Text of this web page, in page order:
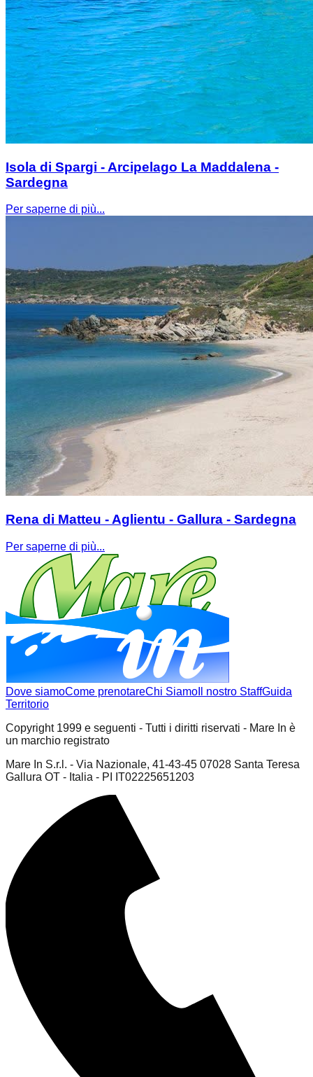
Isola di Spargi - Arcipelago La Maddalena -
Sardegna
Per saperne di più...
Rena di Matteu - Aglientu - Gallura - Sardegna
Per saperne di più...
Dove siamoCome prenotareChi Siamo Il nostro StaffGuida
Territorio
Copyright 1999 e seguenti - Tutti i diritti riservati - Mare In è
un marchio registrato
Mare In S.r.l. - Via Nazionale, 41-43-45 07028 Santa Teresa
Gallura OT - Italia - PI IT02225651203